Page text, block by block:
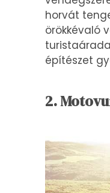
horvát
örökkévaló
építészet
2.